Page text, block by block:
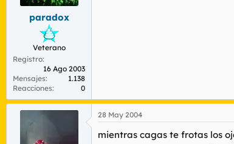
o
t
m
a
i
n
i
paradox
Veterano
Registro
16 Ago 2003
Mensajes
1.138
Reacciones
0
28 May 2004
mientras cagas te frotas los